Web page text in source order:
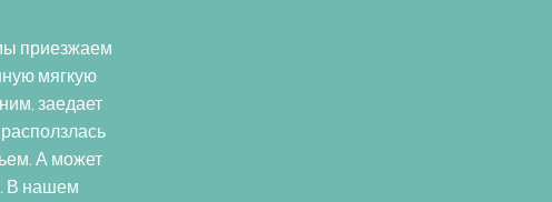
приезжаем
мягкую
заедает
А может
В нашем